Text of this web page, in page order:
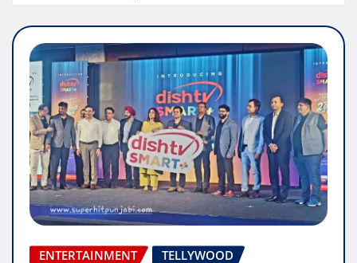
ENTERTAINMENT TELLYWOOD